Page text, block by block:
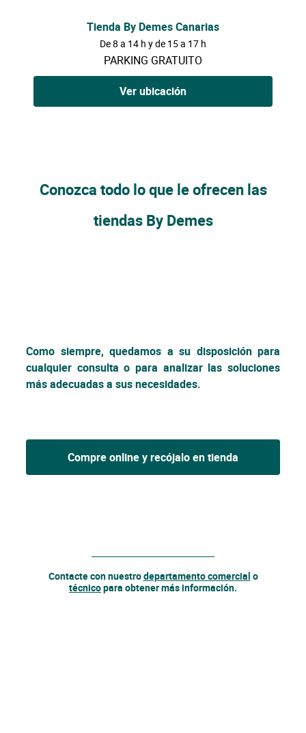
Tienda By Demes Canarias
De 8 a 14 h y de 15 a 17 h
PARKING GRATUITO
Ver ubicación
Conozca todo lo que le ofrecen las
tiendas By Demes
Como siempre, quedamos a su disposición para
cualquier consulta o para analizar las soluciones
más adecuadas a sus necesidades.
Compre online y recójalo en tienda
Contacte con nuestrodepartamento comercial o
técnicopara obtener más información.